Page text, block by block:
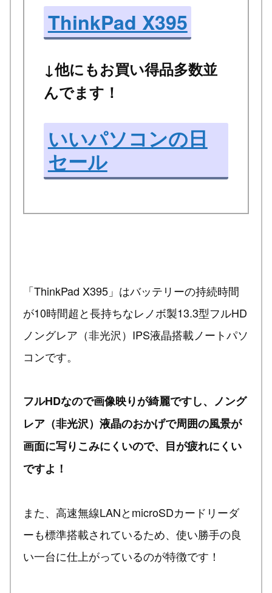
ThinkPad X395
↓他にもお買い得品多数並
んでます！
いいパソコンの日
セール
「ThinkPad X395」はバッテリーの持続時間
が10時間超と長持ちなレノボ製13.3型フルHD
ノングレア（非光沢）IPS液晶搭載ノートパソ
コンです。
フルHDなので画像映りが綺麗ですし、ノング
レア（非光沢）液晶のおかげで周囲の風景が
画面に写りこみにくいので、目が疲れにくい
ですよ！
また、高速無線LANとmicroSDカードリーダ
ーも標準搭載されているため、使い勝手の良
い一台に仕上がっているのが特徴です！